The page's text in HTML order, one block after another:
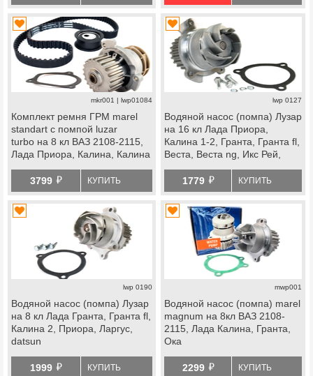
mkr001 | lwp01084
Комплект ремня ГРМ marel
standart с помпой luzar
turbo на 8 кл ВАЗ 2108-2115,
Лада Приора, Калина, Калина
3799 й КУПИТЬ
lwp 0127
Водяной насос (помпа) Лузар
на 16 кл Лада Приора,
Калина 1-2, Гранта, Гранта fl,
Веста, Веста ng, Икс Рей,
2114 Супер Авто, datsun
1779 й КУПИТЬ
lwp 0190
Водяной насос (помпа) Лузар
на 8 кл Лада Гранта, Гранта fl,
Калина 2, Приора, Ларгус,
datsun
1999 й КУПИТЬ
mwp001
Водяной насос (помпа) marel
magnum на 8кл ВАЗ 2108-
2115, Лада Калина, Гранта,
Ока
2299 й КУПИТЬ